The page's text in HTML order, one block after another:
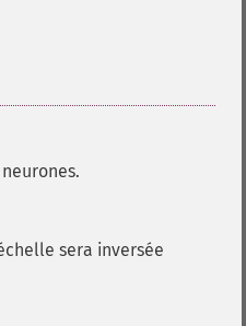
sera inversée